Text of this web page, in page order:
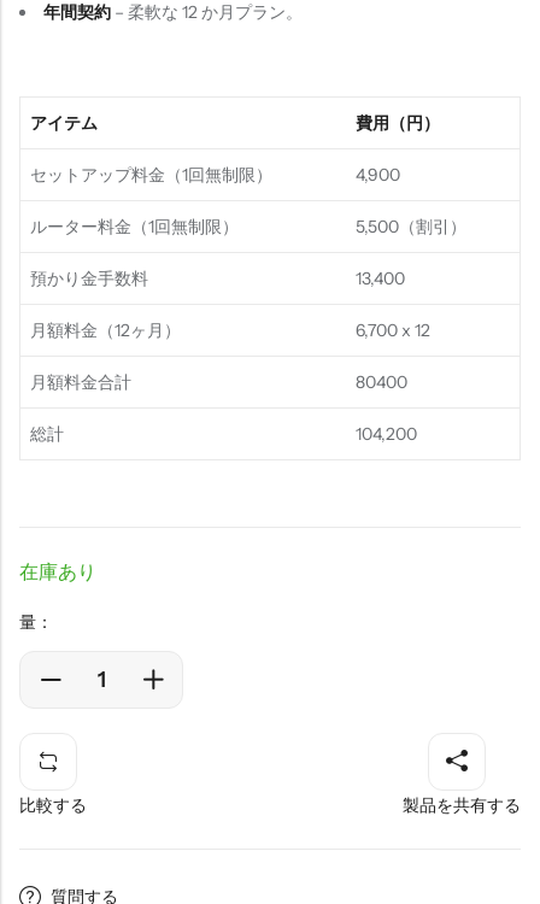
年間契約 – 柔軟な 12 か月プラン。
アイテム 費用（円）
セットアップ料金（1回無制限） 4,900
ルーター料金（1回無制限） 5,500（割引）
預かり金手数料 13,400
月額料金（12ヶ月） 6,700 x 12
月額料金合計 80400
総計 104,200
在庫あり
量：
比較する 製品を共有する
質問する